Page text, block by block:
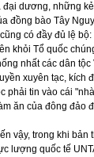
đại dương, những
đồng bào Tây
có đầy đủ lệ
khỏi Tổ quốc
nhất các dân
xuyên tạc,
phải tin vào cái
ăn của đông đảo
vậy, trong khi
lượng quốc tế